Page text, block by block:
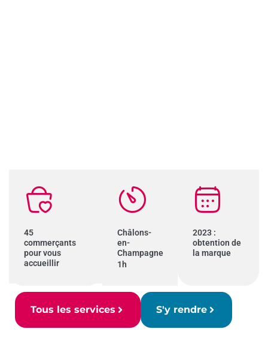
45
commerçants
pour vous
accueillir
Châlons-
en-
Champagne
1h
2023 :
obtention de
la marque
Tous les services S'y rendre